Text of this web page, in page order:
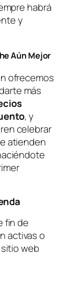
habrá
y
Aún Mejor
ofrecemos
más
, y
celebrar
atienden
fin de
activas o
web